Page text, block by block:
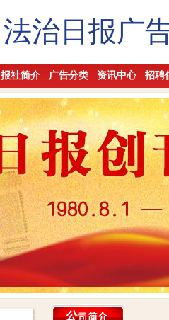
法治日报广
报社简介 广告分类 资讯中心 招聘